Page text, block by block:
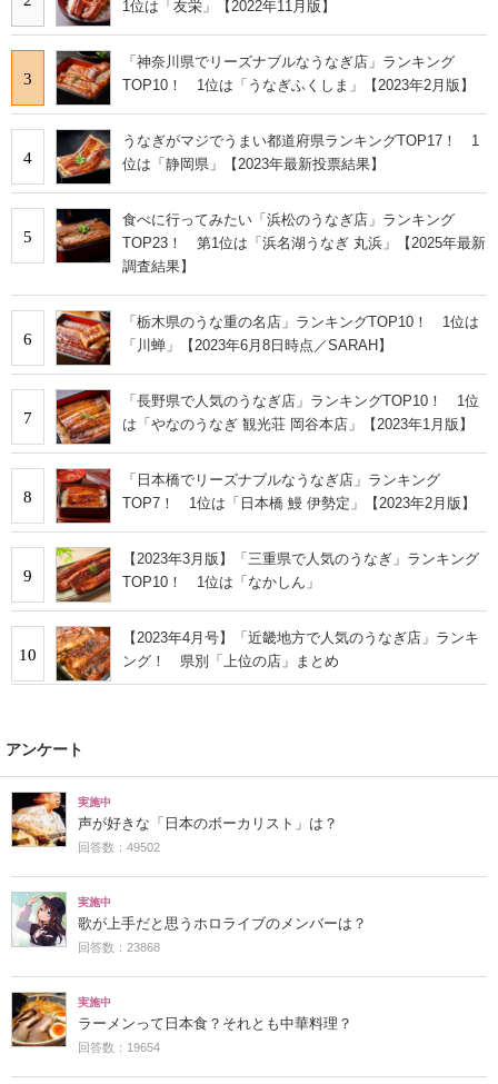
1位は「友栄」【2022年11月版】
3
「神奈川県でリーズナブルなうなぎ店」ランキング
TOP10！ 1位は「うなぎふくしま」【2023年2月版】
4
うなぎがマジでうまい都道府県ランキングTOP17！ 1
位は「静岡県」【2023年最新投票結果】
5
食べに行ってみたい「浜松のうなぎ店」ランキング
TOP23！ 第1位は「浜名湖うなぎ 丸浜」【2025年最新
調査結果】
6
「栃木県のうな重の名店」ランキングTOP10！ 1位は
「川蝉」【2023年6月8日時点／SARAH】
7
「長野県で人気のうなぎ店」ランキングTOP10！ 1位
は「やなのうなぎ 観光荘 岡谷本店」【2023年1月版】
8
「日本橋でリーズナブルなうなぎ店」ランキング
TOP7！ 1位は「日本橋 鰻 伊勢定」【2023年2月版】
9
【2023年3月版】「三重県で人気のうなぎ」ランキング
TOP10！ 1位は「なかしん」
10
【2023年4月号】「近畿地方で人気のうなぎ店」ランキ
ング！ 県別「上位の店」まとめ
アンケート
実施中
声が好きな「日本のボーカリスト」は？
回答数：49502
実施中
歌が上手だと思うホロライブのメンバーは？
回答数：23868
実施中
ラーメンって日本食？それとも中華料理？
回答数：19654